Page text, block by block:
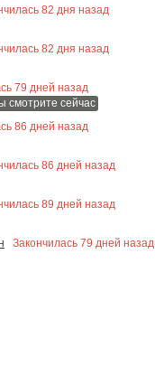
82 дня назад
82 дня назад
79 дней назад
смотрите сейчас
86 дней назад
86 дней назад
89 дней назад
Закончилась 79 дней назад